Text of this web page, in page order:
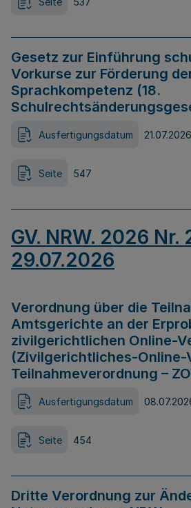
Gesetz zur Einführung
Vorkurse zur Förderung
Sprachkompetenz (18.
Ausfertigungsdatum 21.07.2026
Seite 547
GV. NRW. 2026 Nr.
29.07.2026
Verordnung über die
Amtsgerichte an der
zivilgerichtlichen Online-
(Zivilgerichtliches-
Teilnahmeverordnung –
Ausfertigungsdatum
Seite 454
Dritte Verordnung zur